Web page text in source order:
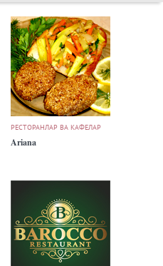
РЕСТОРАНЛАР ВА КАФЕЛАР
Ariana